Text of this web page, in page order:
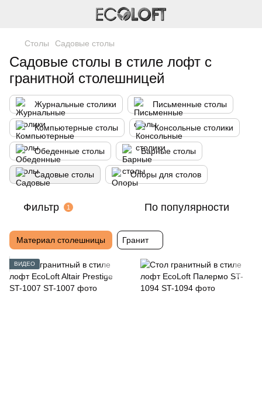
Столы Садовые столы
Садовые столы в стиле лофт с
гранитной столешницей
Журнальные столики Письменные столы
Компьютерные столы Консольные столики
Обеденные столы Барные столы
Садовые столы Опоры для столов
Фильтр 1 По популярности
Материал столешницы Гранит
ВИДЕО